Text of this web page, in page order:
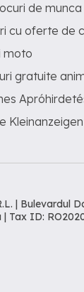
de munca
cu oferte de
moto
gratuite
Kleinanzeigen
| Bulevardul
Tax ID: